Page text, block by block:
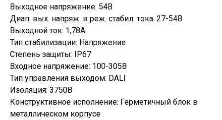
Выходное напряжение: 54В
Диап. вых. напряж. в реж. стабил. тока: 27-54В
Выходной ток: 1,78А
Тип стабилизации: Напряжение
Степень защиты: IP67
Входное напряжение: 100-305В
Тип управления выходом: DALI
Изоляция: 3750В
Конструктивное исполнение: Герметичный блок в
металлическом корпусе